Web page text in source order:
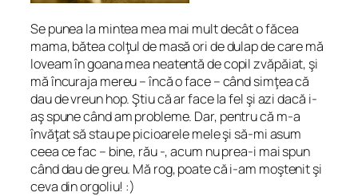
Se punea la mintea mea mai mult decât o făcea
mama, bătea colţul de masă ori de dulap de care mă
loveam în goana mea neatentă de copil zvăpăiat, şi
mă încuraja mereu – încă o face – când simţea că
dau de vreun hop. Ştiu că ar face la fel şi azi dacă i-
aş spune când am probleme. Dar, pentru că m-a
învăţat să stau pe picioarele mele şi să-mi asum
ceea ce fac – bine, rău -, acum nu prea-i mai spun
când dau de greu. Mă rog, poate că i-am moştenit şi
ceva din orgoliu! :)